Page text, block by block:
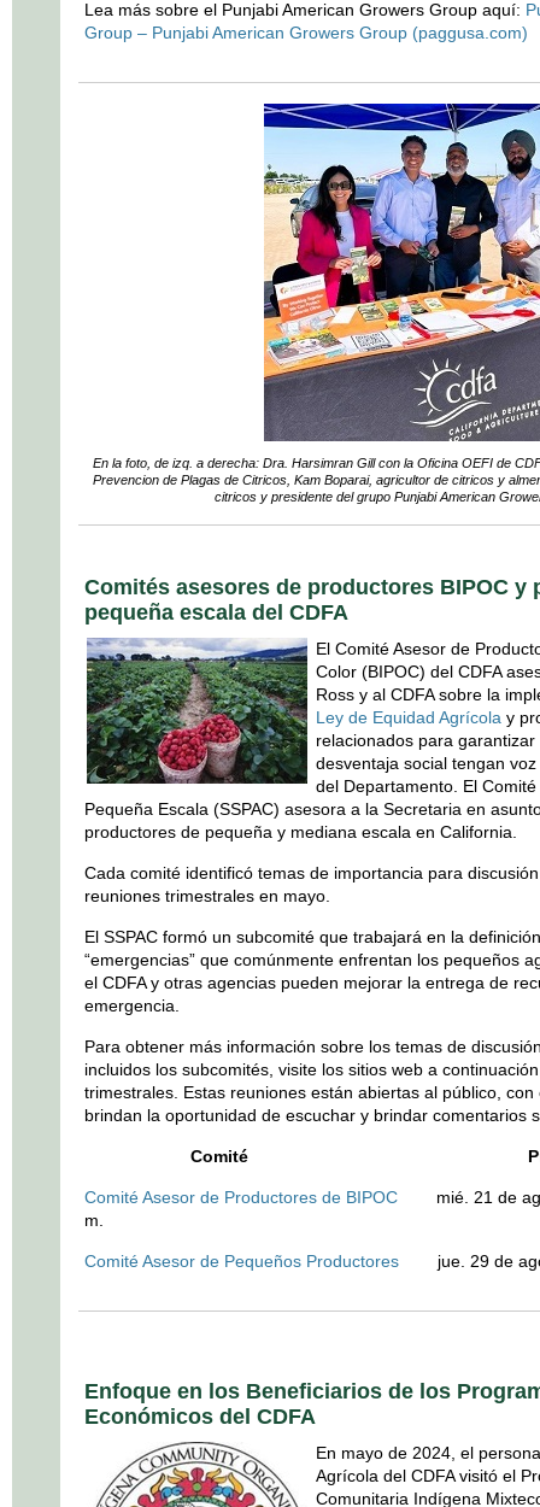
Lea más sobre el Punjabi American Growers Group aquí:
Group – Punjabi American Growers Group (paggusa.com)
En la foto, de izq. a derecha: Dra. Harsimran Gill con la Oficina OEFI de
Prevencion de Plagas de Citricos, Kam Boparai, agricultor de citricos y
citricos y presidente del grupo Punjabi American
Comités asesores de productores BIPOC y
pequeña escala del CDFA
El Comité Asesor de
Color (BIPOC) del CDFA
Ross y al CDFA sobre la
Ley de Equidad Agrícola y
relacionados para
desventaja social tengan
del Departamento. El
Pequeña Escala (SSPAC) asesora a la Secretaria en
productores de pequeña y mediana escala en California.
Cada comité identificó temas de importancia para
reuniones trimestrales en mayo.
El SSPAC formó un subcomité que trabajará en la
“emergencias” que comúnmente enfrentan los pequeños
el CDFA y otras agencias pueden mejorar la entrega de
emergencia.
Para obtener más información sobre los temas de
incluidos los subcomités, visite los sitios web a
trimestrales. Estas reuniones están abiertas al público,
brindan la oportunidad de escuchar y brindar comentarios
Comité Próxima
Comité Asesor de Productores de BIPOC
mié. 21 de
m.
Comité Asesor de Pequeños Productores jue. 29 de
Enfoque en los Beneficiarios de los
Económicos del CDFA
En mayo de 2024, el
Agrícola del CDFA visitó el
Comunitaria Indígena